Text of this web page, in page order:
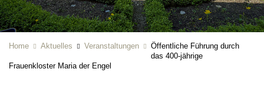
Home Aktuelles Veranstaltungen
Öffentliche Führung durch
das 400-jährige
Frauenkloster Maria der Engel